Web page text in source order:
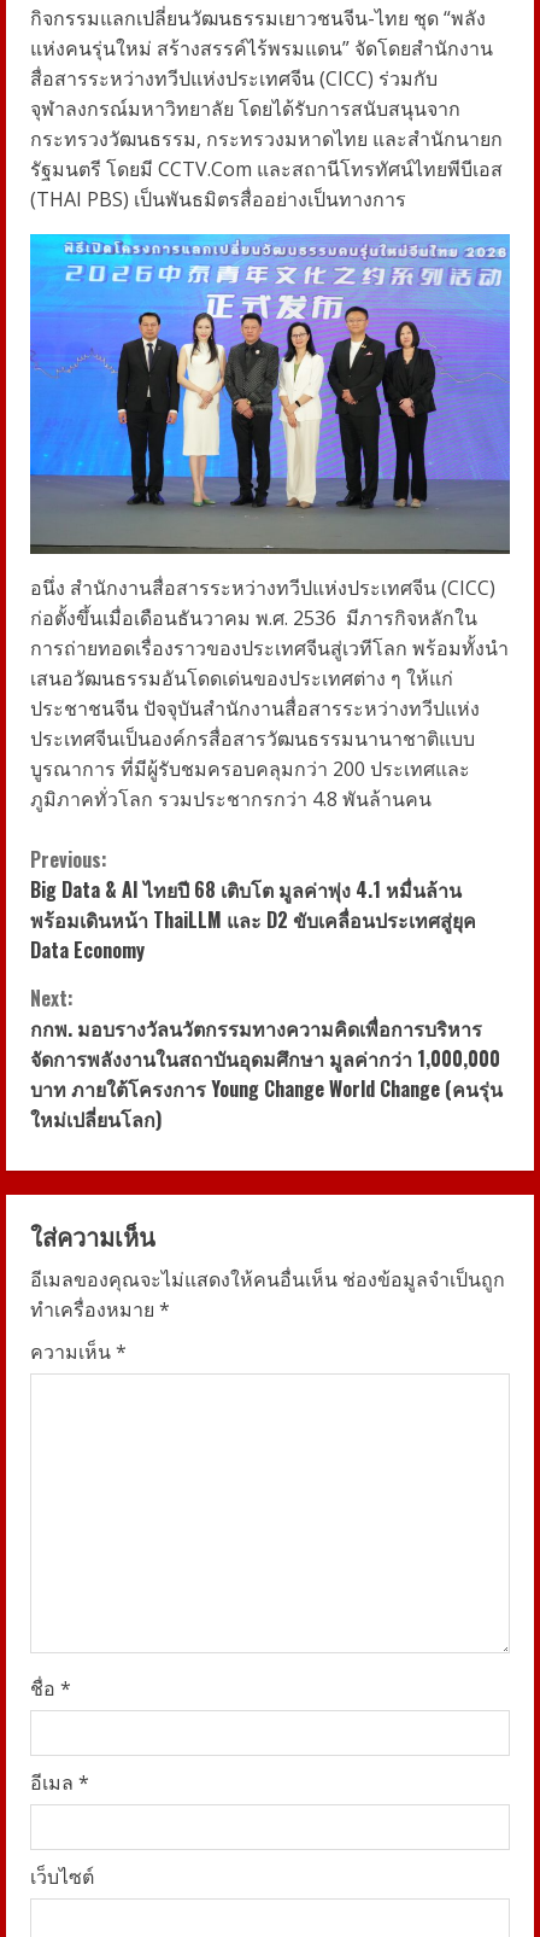
กิจกรรมแลกเปลี่ยนวัฒนธรรมเยาวชนจีน-ไทย ชุด “พลัง
แห่งคนรุ่นใหม่ สร้างสรรค์ไร้พรมแดน” จัดโดยสำนักงาน
สื่อสารระหว่างทวีปแห่งประเทศจีน (CICC) ร่วมกับ
จุฬาลงกรณ์มหาวิทยาลัย โดยได้รับการสนับสนุนจาก
กระทรวงวัฒนธรรม, กระทรวงมหาดไทย และสำนักนายก
รัฐมนตรี โดยมี CCTV.Com และสถานีโทรทัศน์ไทยพีบีเอส
(THAI PBS) เป็นพันธมิตรสื่ออย่างเป็นทางการ
อนึ่ง สำนักงานสื่อสารระหว่างทวีปแห่งประเทศจีน (CICC)
ก่อตั้งขึ้นเมื่อเดือนธันวาคม พ.ศ. 2536 มีภารกิจหลักใน
การถ่ายทอดเรื่องราวของประเทศจีนสู่เวทีโลก พร้อมทั้งนำ
เสนอวัฒนธรรมอันโดดเด่นของประเทศต่าง ๆ ให้แก่
ประชาชนจีน ปัจจุบันสำนักงานสื่อสารระหว่างทวีปแห่ง
ประเทศจีนเป็นองค์กรสื่อสารวัฒนธรรมนานาชาติแบบ
บูรณาการ ที่มีผู้รับชมครอบคลุมกว่า 200 ประเทศและ
ภูมิภาคทั่วโลก รวมประชากรกว่า 4.8 พันล้านคน
C
o
n
t
i
n
u
e
R
e
a
Previous:
Big Data & AI ไทยปี 68 เติบโต มูลค่าพุ่ง 4.1 หมื่นล้าน
พร้อมเดินหน้า ThaiLLM และ D2 ขับเคลื่อนประเทศสู่ยุค
Data Economy
Next:
กกพ. มอบรางวัลนวัตกรรมทางความคิดเพื่อการบริหาร
จัดการพลังงานในสถาบันอุดมศึกษา มูลค่ากว่า 1,000,000
บาท ภายใต้โครงการ Young Change World Change (คนรุ่น
ใหม่เปลี่ยนโลก)
ใส่ความเห็น
อีเมลของคุณจะไม่แสดงให้คนอื่นเห็น ช่องข้อมูลจำเป็นถูก
ทำเครื่องหมาย *
ความเห็น*
ชื่อ *
อีเมล *
เว็บไซต์